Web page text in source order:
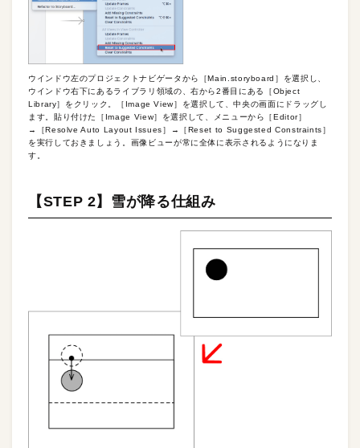
ウインドウ左のプロジェクトナビゲータから［Main.storyboard］を選択し、
ウインドウ右下にあるライブラリ領域の、右から2番目にある［Object
Library］をクリック。［Image View］を選択して、中央の画面にドラッグし
ます。貼り付けた［Image View］を選択して、メニューから［Editor］
→［Resolve Auto Layout Issues］→［Reset to Suggested Constraints］
を実行しておきましょう。画像ビューが常に全体に表示されるようになりま
す。
【STEP 2】雪が降る仕組み